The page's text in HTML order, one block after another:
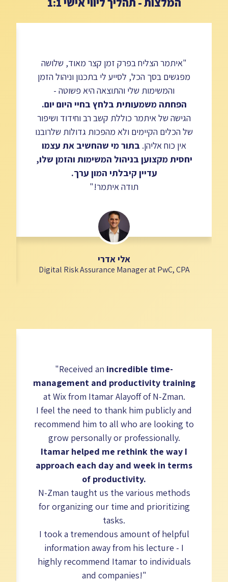
אלי אדרי
Digital Risk Assurance Manager at PwC, CPA​
"איתמר הצליח בפרק זמן קצר מאוד, שלושה
מפגשים בסך הכל, לסייע לי בתכנון וניהול הזמן
והמשימות שלי והתוצאה היא פשוטה -
הפחתה משמעותית בלחץ בחיי היום יום.
הגישה של איתמר כוללת קשב רב וחידוד ושיפור
של הכלים הקיימים ולא מהפכות גדולות שלרובנו
אין כוח אליהן. בתור מי שהחשיב את עצמו
יחסית מקצוען בניהול המשימות והזמן שלו,
עדיין קיבלתי המון ערך.
תודה איתמר!"
"Received an incredible time-
management and productivity training
at Wix from Itamar Alayoff of N-Zman.
I feel the need to thank him publicly and
recommend him to all who are looking to
grow personally or professionally.
Itamar helped me rethink the way I
approach each day and week in terms
of productivity.
N-Zman taught us the various methods
for organizing our time and prioritizing
tasks.
I took a tremendous amount of helpful
information away from his lecture - I
highly recommend Itamar to individuals
and companies!"